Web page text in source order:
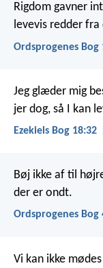
Rigdom gavner
levevis redder fra
Ordsprogenes Bog
Jeg glæder mig
jer dog, så I kan
Ezekiels Bog 18:32
Bøj ikke af til
der er ondt.
Ordsprogenes Bog
Vi kan ikke